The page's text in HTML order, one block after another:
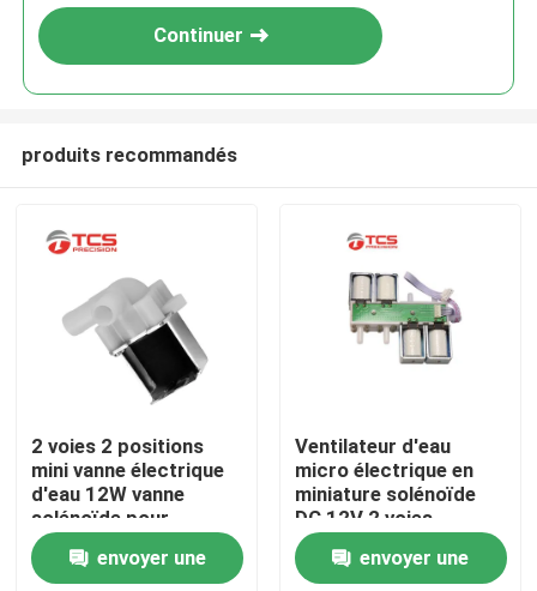
À la maison
Produits
Continuer
produits recommandés
2 voies 2 positions
mini vanne électrique
d'eau 12W vanne
solénoïde pour
machine à boire
envoyer une
Ventilateur d'eau
micro électrique en
miniature solénoïde
DC 12V 2 voies
normalement fermé
pour masseur
envoyer une